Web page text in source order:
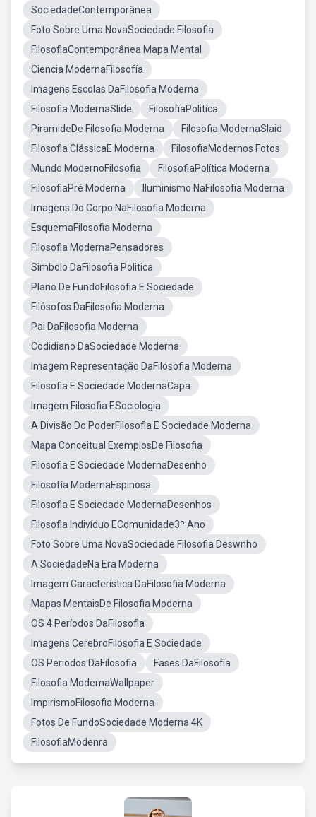
SociedadeContemporânea
Foto Sobre Uma NovaSociedade Filosofia
FilosofiaContemporânea Mapa Mental
Ciencia ModernaFilosofía
Imagens Escolas DaFilosofia Moderna
Filosofia ModernaSlide
FilosofiaPolitica
PiramideDe Filosofia Moderna
Filosofia ModernaSlaid
Filosofia ClássicaE Moderna
FilosofiaModernos Fotos
Mundo ModernoFilosofia
FilosofiaPolítica Moderna
FilosofiaPré Moderna
Iluminismo NaFilosofia Moderna
Imagens Do Corpo NaFilosofia Moderna
EsquemaFilosofia Moderna
Filosofia ModernaPensadores
Simbolo DaFilosofia Politica
Plano De FundoFilosofia E Sociedade
Filósofos DaFilosofia Moderna
Pai DaFilosofia Moderna
Codidiano DaSociedade Moderna
Imagem Representação DaFilosofia Moderna
Filosofia E Sociedade ModernaCapa
Imagem Filosofia ESociologia
A Divisão Do PoderFilosofia E Sociedade Moderna
Mapa Conceitual ExemplosDe Filosofia
Filosofia E Sociedade ModernaDesenho
Filosofía ModernaEspinosa
Filosofia E Sociedade ModernaDesenhos
Filosofia Indivíduo EComunidade3º Ano
Foto Sobre Uma NovaSociedade Filosofia Deswnho
A SociedadeNa Era Moderna
Imagem Caracteristica DaFilosofia Moderna
Mapas MentaisDe Filosofia Moderna
OS 4 Períodos DaFilosofia
Imagens CerebroFilosofia E Sociedade
OS Periodos DaFilosofia
Fases DaFilosofia
Filosofia ModernaWallpaper
ImpirismoFilosofia Moderna
Fotos De FundoSociedade Moderna 4K
FilosofiaModenra